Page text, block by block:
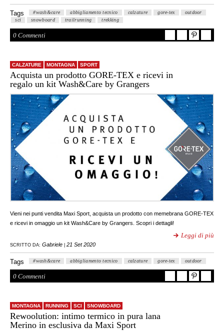
Tags #wash&care abbigliamento tecnico calzature gore-tex
outdoor
sci
snowboard trailrunning trekking
0 Commenti
CALZATURE MONTAGNA SPORT
Acquista un prodotto GORE-TEX e ricevi in
regalo un kit Wash&Care by Grangers
Vieni nei punti vendita Maxi Sport, acquista un prodotto con memebrana GORE-TEX
e ricevi in omaggio un kit Wash&Care by Grangers. Scopri i dettagli!
Leggi di più
SCRITTO DA: Gabriele 21 Set 2020
Tags #wash&care abbigliamento tecnico calzature gore-tex outdoor
0 Commenti
MONTAGNA RUNNING SCI SNOWBOARD
Rewoolution: intimo termico in pura lana
Merino in esclusiva da Maxi Sport